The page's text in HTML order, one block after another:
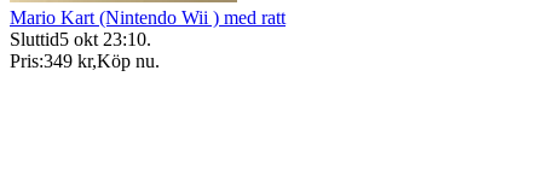
Mario Kart (Nintendo Wii ) med ratt
Sluttid5 okt 23:10.
Pris:349 kr,Köp nu.